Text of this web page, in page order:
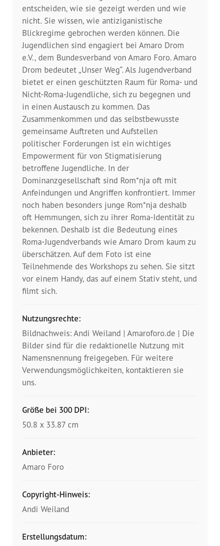
Wissenswertes
Publikationen
Mediathek
Plakate
Presse
Pressemitteilungen
Positionen
Pressespiegel
Glossar
Newsletter
Fotos
entscheiden, wie sie gezeigt werden und wie
nicht. Sie wissen, wie antiziganistische
Blickregime gebrochen werden können. Die
Jugendlichen sind engagiert bei Amaro Drom
e.V., dem Bundesverband von Amaro Foro. Amaro
Drom bedeutet „Unser Weg“. Als Jugendverband
bietet er einen geschützten Raum für Roma- und
Nicht-Roma-Jugendliche, sich zu begegnen und
in einen Austausch zu kommen. Das
Zusammenkommen und das selbstbewusste
gemeinsame Auftreten und Aufstellen
politischer Forderungen ist ein wichtiges
Empowerment für von Stigmatisierung
betroffene Jugendliche. In der
Dominanzgesellschaft sind Rom*nja oft mit
Anfeindungen und Angriffen konfrontiert. Immer
noch haben besonders junge Rom*nja deshalb
oft Hemmungen, sich zu ihrer Roma-Identität zu
bekennen. Deshalb ist die Bedeutung eines
Roma-Jugendverbands wie Amaro Drom kaum zu
überschätzen. Auf dem Foto ist eine
Teilnehmende des Workshops zu sehen. Sie sitzt
vor einem Handy, das auf einem Stativ steht, und
filmt sich.
Nutzungsrechte:
Bildnachweis: Andi Weiland | Amaroforo.de | Die
Bilder sind für die redaktionelle Nutzung mit
Namensnennung freigegeben. Für weitere
Verwendungsmöglichkeiten, kontaktieren sie
uns.
Größe bei 300 DPI:
50.8 x 33.87 cm
Anbieter:
Amaro Foro
Copyright-Hinweis:
Andi Weiland
Erstellungsdatum: